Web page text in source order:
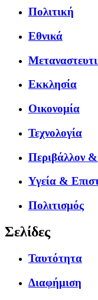
Πολιτική
Εθνικά
Εκκλησία
Οικονομία
Τεχνολογία
Περιβάλλον
Υγεία &
Πολιτισμός
Σελίδες
Ταυτότητα
Διαφήμιση